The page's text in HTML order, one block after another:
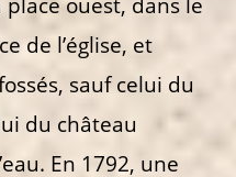
de l’église, et
sauf celui du
du château
En 1792, une